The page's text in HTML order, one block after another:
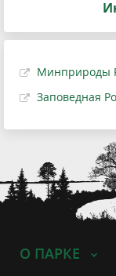
Минприроды
Заповедная
О ПАРКЕ